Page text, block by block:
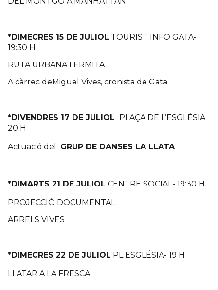
*DIMECRES 15 DE JULIOL TOURIST INFO GATA-
19:30 H
RUTA URBANA I ERMITA
A càrrec deMiguel Vives, cronista de Gata
*DIVENDRES 17 DE JULIOL PLAÇA DE L’ESGLÉSIA
20 H
Actuació del GRUP DE DANSES LA LLATA
*DIMARTS 21 DE JULIOL CENTRE SOCIAL- 19:30 H
PROJECCIÓ DOCUMENTAL:
ARRELS VIVES
*DIMECRES 22 DE JULIOL PL ESGLÉSIA- 19 H
LLATAR A LA FRESCA